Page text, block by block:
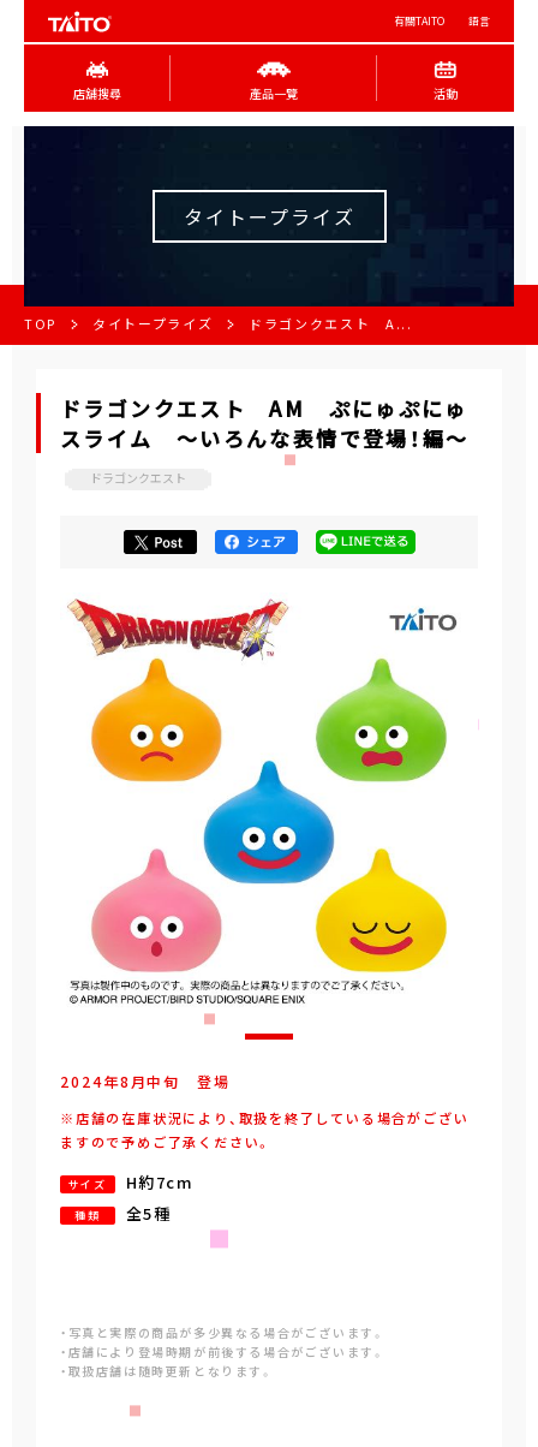
有關TAITO 語言
店舖搜尋 產品一覽 活動
タイトープライズ
TOP タイトープライズ ドラゴンクエスト A...
ドラゴンクエスト AM ぷにゅぷにゅ
スライム ～いろんな表情で登場！編～
ドラゴンクエスト
2024年8 月中旬 登場
※店舗の在庫状況により、取扱を終了している場合がござい
ますので予めご了承ください。
サイズ H約7cm
種類 全5種
・写真と実際の商品が多少異なる場合がございます。
・店舗により登場時期が前後する場合がございます。
・取扱店舗は随時更新となります。